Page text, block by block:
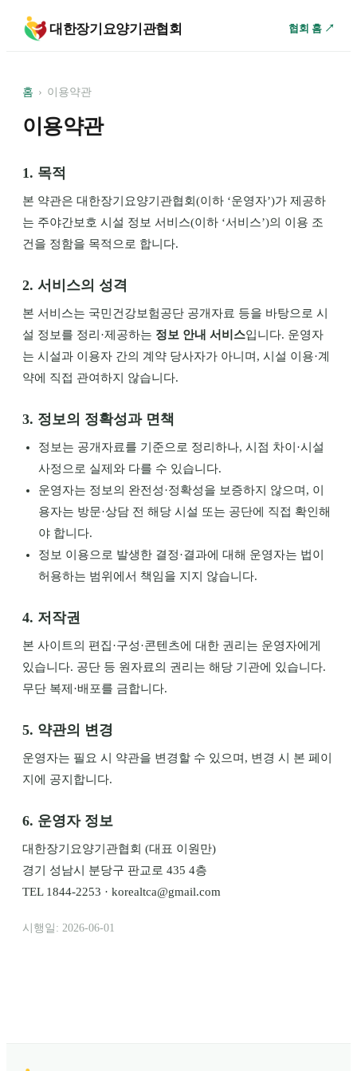
대한장기요양기관협회 협회 홈 ↗
홈 › 이용약관
이용약관
1. 목적
본 약관은 대한장기요양기관협회 (이하 ‘운영자’)가 제공하
는 주야간보호 시설 정보 서비스(이하 ‘서비스’)의 이용 조
건을 정함을 목적으로 합니다.
2. 서비스의 성격
본 서비스는 국민건강보험공단 공개자료 등을 바탕으로 시
설 정보를 정리·제공하는 정보 안내 서비스입니다. 운영자
는 시설과 이용자 간의 계약 당사자가 아니며, 시설 이용·계
약에 직접 관여하지 않습니다.
3. 정보의 정확성과 면책
정보는 공개자료를 기준으로 정리하나, 시점 차이·시설
사정으로 실제와 다를 수 있습니다.
운영자는 정보의 완전성·정확성을 보증하지 않으며, 이
용자는 방문·상담 전 해당 시설 또는 공단에 직접 확인해
야 합니다.
정보 이용으로 발생한 결정·결과에 대해 운영자는 법이
허용하는 범위에서 책임을 지지 않습니다.
4. 저작권
본 사이트의 편집·구성·콘텐츠에 대한 권리는 운영자에게
있습니다. 공단 등 원자료의 권리는 해당 기관에 있습니다.
무단 복제·배포를 금합니다.
5. 약관의 변경
운영자는 필요 시 약관을 변경할 수 있으며, 변경 시 본 페이
지에 공지합니다.
6. 운영자 정보
대한장기요양기관협회 (대표 이원만)
경기 성남시 분당구 판교로 435 4층
TEL 1844-2253 · korealtca@gmail.com
시행일: 2026-06-01